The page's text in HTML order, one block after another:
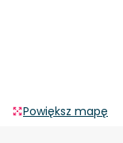
Powiększ mapę